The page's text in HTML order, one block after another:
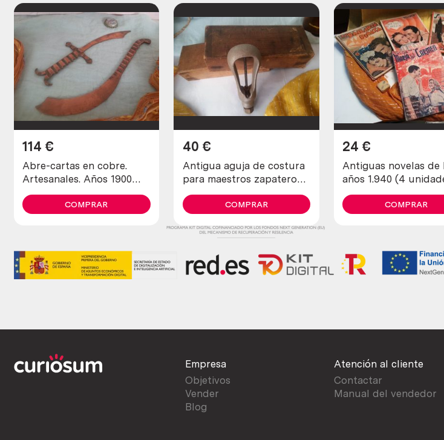
Abre-cartas en cobre.
Artesanales. Años 1900
maravillosos. Old open
letters in copper
114 €
COMPRAR
Antigua aguja de costura
para maestros zapateros y
curtidores. Años 30
40 €
COMPRAR
Antiguas novelas de
años 1.940 (4
diferentes)
24 €
COMPRAR
Empresa
Objetivos
Vender
Blog
Atención al cliente
Contactar
Manual del vendedor